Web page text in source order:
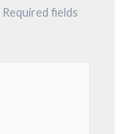
Required fields